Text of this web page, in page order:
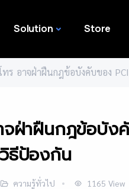
Solution Store
ทร อาจฝ่าฝืนกฎข้อบังคับของ
จฝ่าฝืนกฎข้อบัง
ธีป้องกัน
ความรู้ทั่วไป 1165 View